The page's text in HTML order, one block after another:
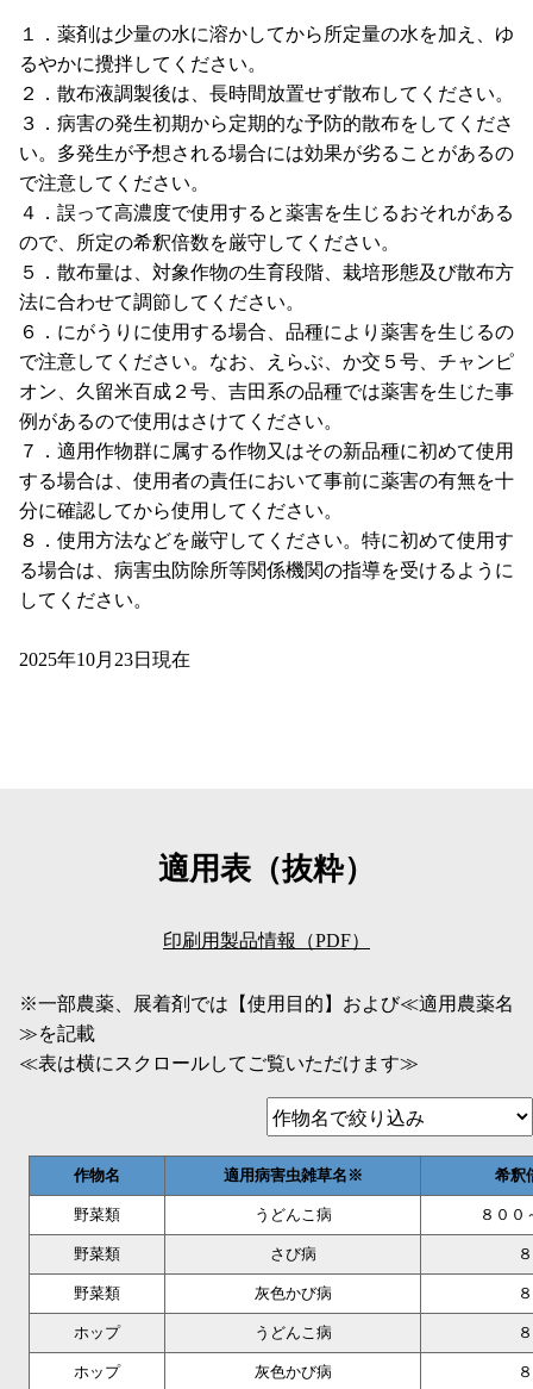
１．薬剤は少量の水に溶かしてから所定量の水を加え、ゆ
るやかに攪拌してください。
２．散布液調製後は、長時間放置せず散布してください。
３．病害の発生初期から定期的な予防的散布をしてくださ
い。多発生が予想される場合には効果が劣ることがあるの
で注意してください。
４．誤って高濃度で使用すると薬害を生じるおそれがある
ので、所定の希釈倍数を厳守してください。
５．散布量は、対象作物の生育段階、栽培形態及び散布方
法に合わせて調節してください。
６．にがうりに使用する場合、品種により薬害を生じるの
で注意してください。なお、えらぶ、か交５号、チャンピ
オン、久留米百成２号、吉田系の品種では薬害を生じた事
例があるので使用はさけてください。
７．適用作物群に属する作物又はその新品種に初めて使用
する場合は、使用者の責任において事前に薬害の有無を十
分に確認してから使用してください。
８．使用方法などを厳守してください。特に初めて使用す
る場合は、病害虫防除所等関係機関の指導を受けるように
してください。
2025年10月23日現在
適用表（抜粋）
印刷用製品情報（PDF）
※一部農薬、展着剤では【使用目的】および≪適用農薬名
≫を記載
≪表は横にスクロールしてご覧いただけます≫
作物名 適用病害虫雑草名※ 希釈
野菜類 うどんこ病 ８００
野菜類 さび病
野菜類 灰色かび病
ホップ うどんこ病
ホップ 灰色かび病